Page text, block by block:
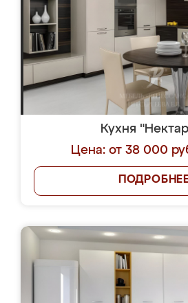
Кухня
Цена: от 38 000